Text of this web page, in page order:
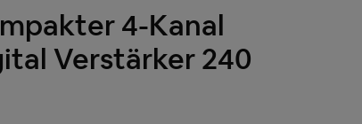
4-Kanal
Verstärker 240